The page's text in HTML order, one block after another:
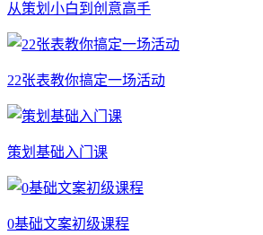
从策划小白到创意高手
22张表教你搞定一场活动
策划基础入门课
0基础文案初级课程